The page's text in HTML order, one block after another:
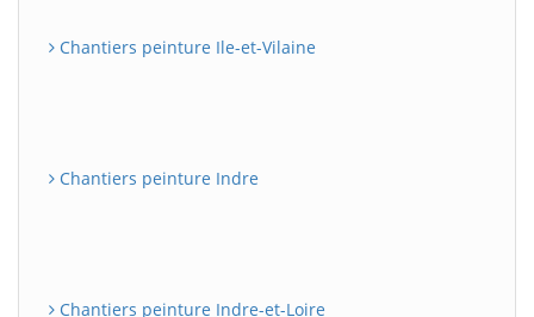
Chantiers peinture Ile-et-Vilaine
Chantiers peinture Indre
Chantiers peinture Indre-et-Loire